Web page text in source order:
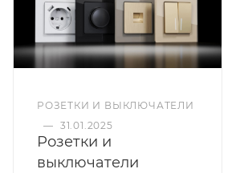
РОЗЕТКИ И ВЫКЛЮЧАТЕЛИ
— 31.01.2025
Розетки и
выключатели